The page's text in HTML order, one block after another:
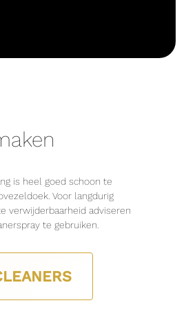
is heel goed schoon te
Voor langdurig
verwijderbaarheid adviseren
te gebruiken.